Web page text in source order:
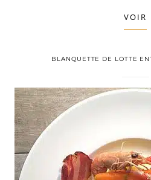
VOIR
BLANQUETTE DE LOTTE